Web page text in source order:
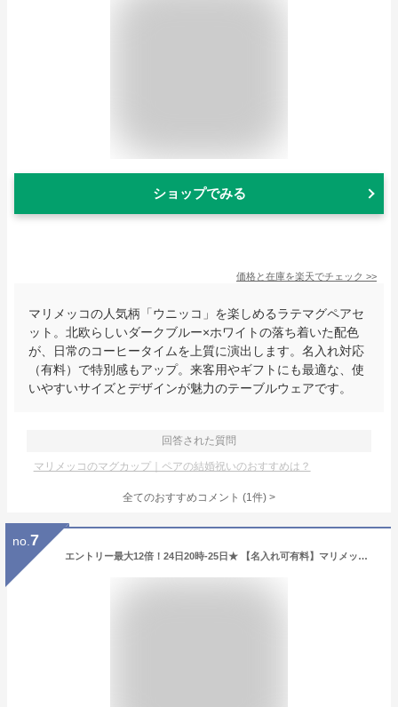
ショップでみる
価格と在庫を楽天でチェック >>
マリメッコの人気柄「ウニッコ」を楽しめるラテマグペアセ
ット。北欧らしいダークブルー×ホワイトの落ち着いた配色
が、日常のコーヒータイムを上質に演出します。名入れ対応
（有料）で特別感もアップ。来客用やギフトにも最適な、使
いやすいサイズとデザインが魅力のテーブルウェアです。
回答された質問
マリメッコのマグカップ｜ペアの結婚祝いのおすすめは？
全てのおすすめコメント (1件) >
no. 7
エントリー最大12倍！24日20時-25日★ 【名入れ可有料】マリメッコ marimekko マグカップ コップ ペアセット 400ml ウニッコ MUKI グレー 73690 073690 195 洋食器 テーブルウェア 北欧食器 北欧 北欧雑貨 北欧デザイン【スペシャルラッピング660円(別売り)】